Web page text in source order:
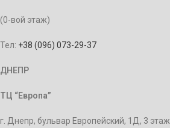
(0-вой этаж)
Тел: +38 (096) 073-29-37
ДНЕПР
ТЦ “Европа”
г. Днепр, бульвар Европейский, 1Д, 3 этаж